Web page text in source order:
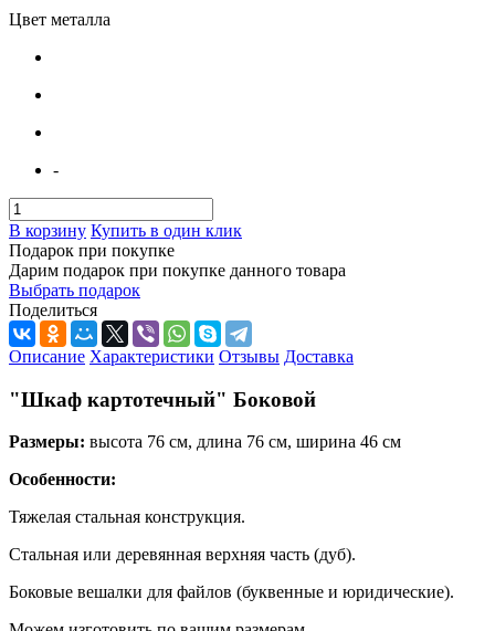
Цвет металла
-
В корзину Купить в один клик
Подарок при покупке
Дарим подарок при покупке данного товара
Выбрать подарок
Поделиться
Описание Характеристики Отзывы Доставка
"Шкаф картотечный" Боковой
Размеры: высота 76 см, длина 76 см, ширина 46 см
Особенности:
Тяжелая стальная конструкция.
Стальная или деревянная верхняя часть (дуб).
Боковые вешалки для файлов (буквенные и юридические).